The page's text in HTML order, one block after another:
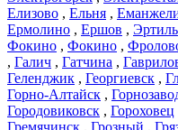
Елизово , Ельня ,
Ермолино , Ершов , Эртиль
Фокино , Фокино ,
, Галич , Гатчина ,
Геленджик , Георгиевск ,
Горно-Алтайск ,
Городовиковск , Гороховец